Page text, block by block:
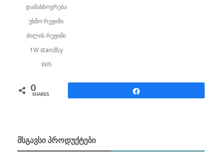
დამახსოვრება
უხმო რეჟიმი
ძილის რეჟიმი
1W standby
Wifi
0
SHARES
ᲛᲡᲒᲐᲕᲡᲘ ᲞᲠᲝᲓᲣᲥᲢᲔᲑᲘ